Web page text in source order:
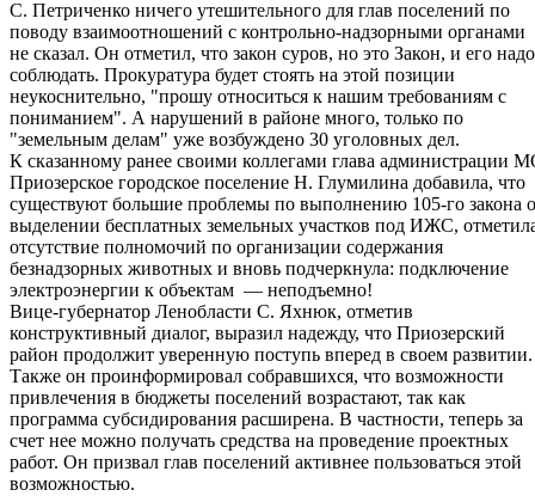
С. Петриченко ничего утешительного для глав поселений по
поводу взаимоотношений с контрольно-надзорными органами
не сказал. Он отметил, что закон суров, но это Закон, и его надо
соблюдать. Прокуратура будет стоять на этой позиции
неукоснительно, "прошу относиться к нашим требованиям с
пониманием". А нарушений в районе много, только по
"земельным делам" уже возбуждено 30 уголовных дел.
К сказанному ранее своими коллегами глава администрации
Приозерское городское поселение Н. Глумилина добавила, что
существуют большие проблемы по выполнению 105-го закона о
выделении бесплатных земельных участков под ИЖС,
отсутствие полномочий по организации содержания
безнадзорных животных и вновь подчеркнула: подключение
электроэнергии к объектам — неподъемно!
Вице-губернатор Ленобласти С. Яхнюк, отметив
конструктивный диалог, выразил надежду, что Приозерский
район продолжит уверенную поступь вперед в своем развитии.
Также он проинформировал собравшихся, что возможности
привлечения в бюджеты поселений возрастают, так как
программа субсидирования расширена. В частности, теперь за
счет нее можно получать средства на проведение проектных
работ. Он призвал глав поселений активнее пользоваться этой
возможностью.